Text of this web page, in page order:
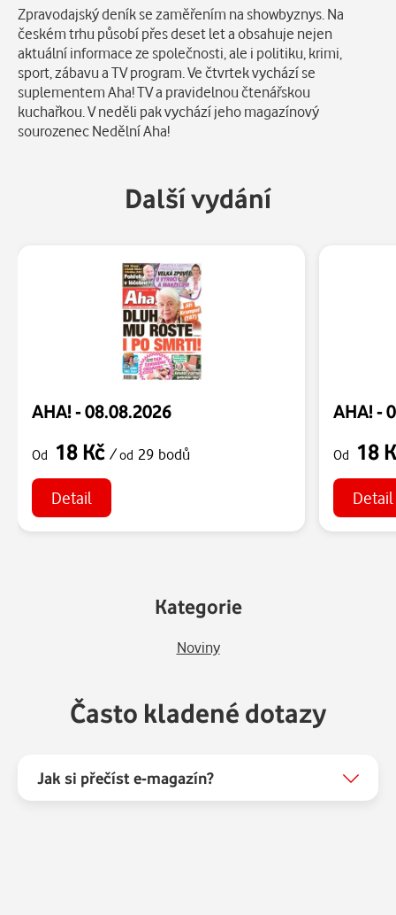
Popis
Zpravodajský deník se zaměřením na showbyznys. Na
českém trhu působí přes deset let a obsahuje nejen
aktuální informace ze společnosti, ale i politiku, krimi,
sport, zábavu a TV program. Ve čtvrtek vychází se
suplementem Aha! TV a pravidelnou čtenářskou
kuchařkou. V neděli pak vychází jeho magazínový
sourozenec Nedělní Aha!
Další vydání
AHA! - 08.08.2026
Od 18 Kč /od 29 bodů
Detail
AHA! -
Od 18
Detail
Kategorie
Noviny
Často kladené dotazy
Jak si přečíst e-magazín?